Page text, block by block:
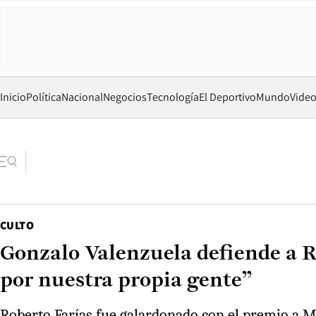
InicioPolíticaNacionalNegociosTecnologíaEl DeportivoMundo
CULTO
Gonzalo Valenzuela defiende a
por nuestra propia gente”